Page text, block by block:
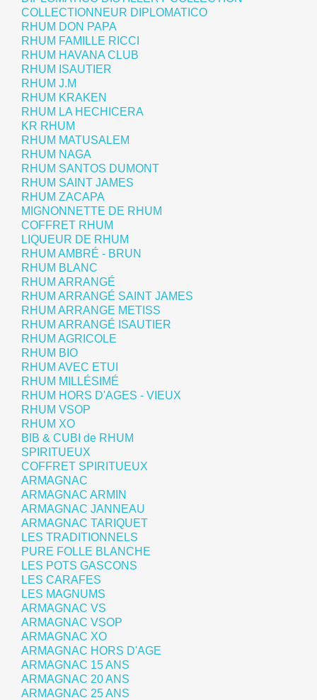
COLLECTIONNEUR DIPLOMATICO
RHUM DON PAPA
RHUM FAMILLE RICCI
RHUM HAVANA CLUB
RHUM ISAUTIER
RHUM J.M
RHUM KRAKEN
RHUM LA HECHICERA
KR RHUM
RHUM MATUSALEM
RHUM NAGA
RHUM SANTOS DUMONT
RHUM SAINT JAMES
RHUM ZACAPA
MIGNONNETTE DE RHUM
COFFRET RHUM
LIQUEUR DE RHUM
RHUM AMBRÉ - BRUN
RHUM BLANC
RHUM ARRANGÉ
RHUM ARRANGÉ SAINT JAMES
RHUM ARRANGE METISS
RHUM ARRANGÉ ISAUTIER
RHUM AGRICOLE
RHUM BIO
RHUM AVEC ETUI
RHUM MILLÉSIMÉ
RHUM HORS D'AGES - VIEUX
RHUM VSOP
RHUM XO
BIB & CUBI de RHUM
SPIRITUEUX
COFFRET SPIRITUEUX
ARMAGNAC
ARMAGNAC ARMIN
ARMAGNAC JANNEAU
ARMAGNAC TARIQUET
LES TRADITIONNELS
PURE FOLLE BLANCHE
LES POTS GASCONS
LES CARAFES
LES MAGNUMS
ARMAGNAC VS
ARMAGNAC VSOP
ARMAGNAC XO
ARMAGNAC HORS D'AGE
ARMAGNAC 15 ANS
ARMAGNAC 20 ANS
ARMAGNAC 25 ANS